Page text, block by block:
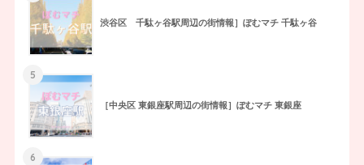
渋谷区 千駄ヶ谷駅周辺の街情報］ぽむマチ 千駄ヶ谷
5
［中央区 東銀座駅周辺の街情報］ぽむマチ 東銀座
6